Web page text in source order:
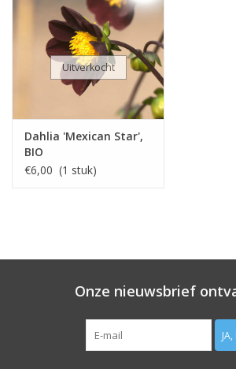
Uitverkocht
Dahlia 'Mexican Star',
BIO
€6,00 (1 stuk)
Onze nieuwsbrief